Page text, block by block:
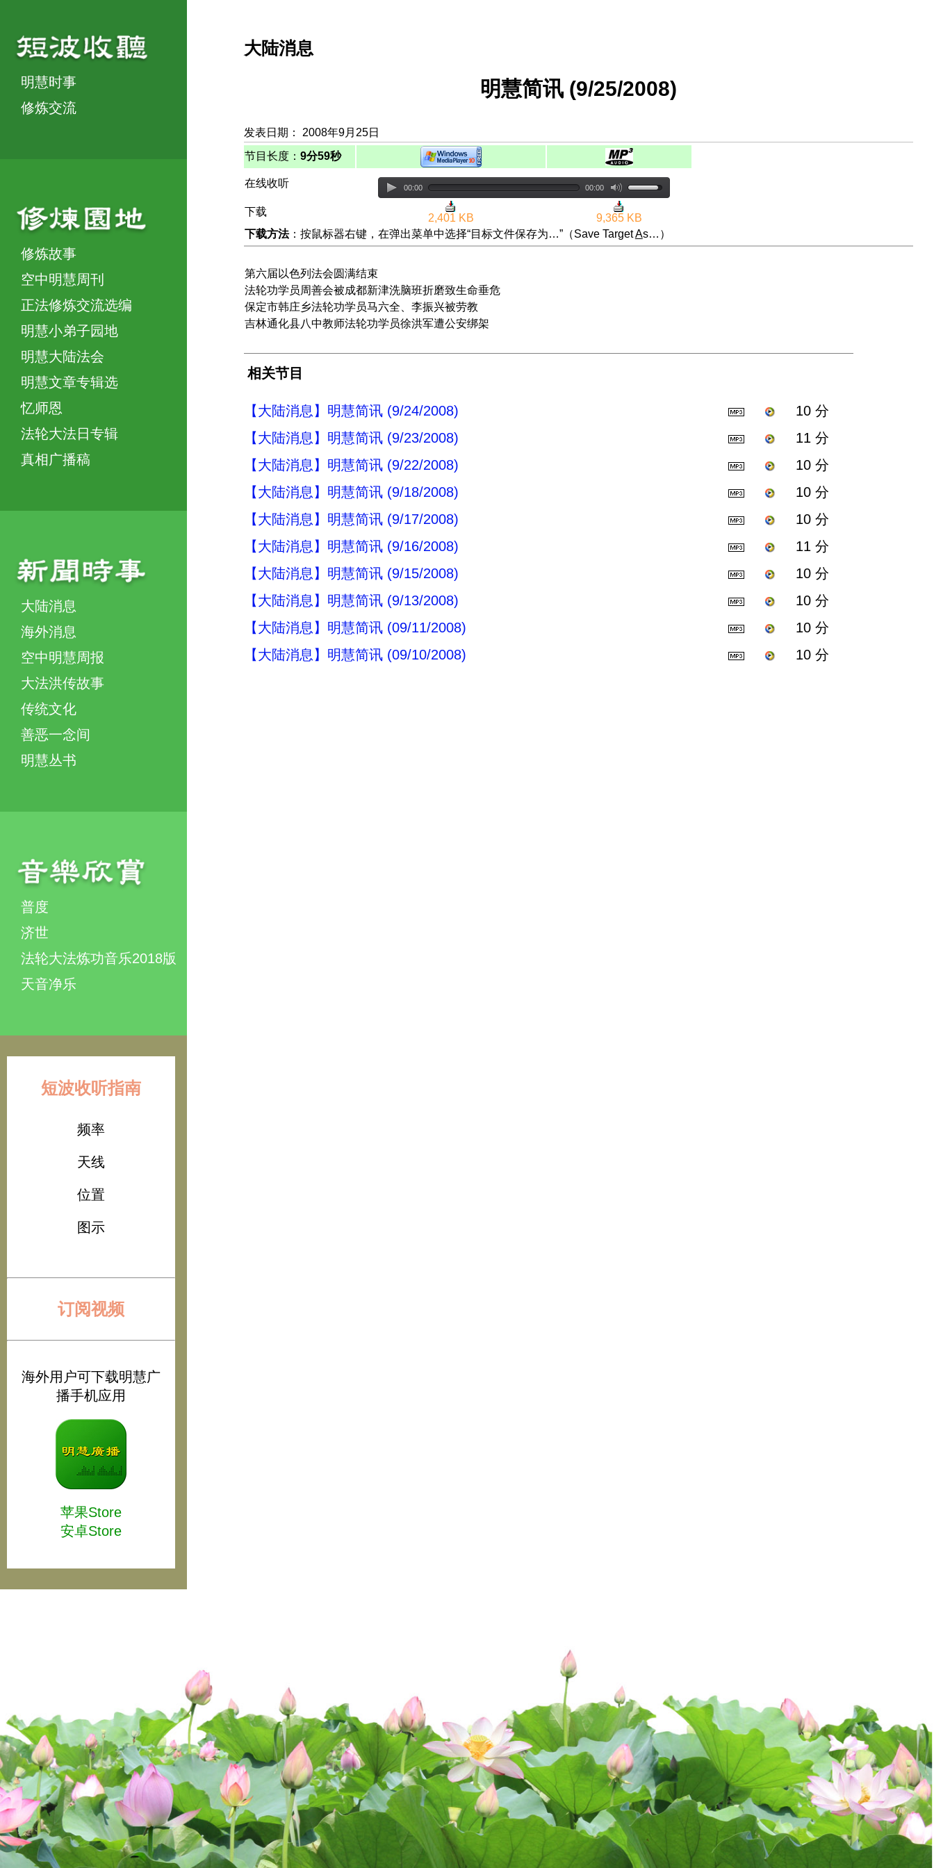
明慧时事
修炼交流
修炼故事
空中明慧周刊
正法修炼交流选编
明慧小弟子园地
明慧大陆法会
明慧文章专辑选
忆师恩
法轮大法日专辑
真相广播稿
大陆消息
海外消息
空中明慧周报
大法洪传故事
传统文化
善恶一念间
明慧丛书
普度
济世
法轮大法炼功音乐2018版
天音净乐
短波收听指南
频率
天线
位置
图示
订阅视频
海外用户可下载明慧广
播手机应用
苹果Store
安卓Store
大陆消息
明慧简讯 (9/25/2008)
发表日期： 2008年9月25日
节目长度： 9分59秒
在线收听 00:00 00:00
下载
2,401 KB
9,365 KB
下载方法：按鼠标器右键，在弹出菜单中选择“目标文件保存为…”（Save TargetAs…）
第六届以色列法会圆满结束
法轮功学员周善会被成都新津洗脑班折磨致生命垂危
保定市韩庄乡法轮功学员马六全、李振兴被劳教
吉林通化县八中教师法轮功学员徐洪军遭公安绑架
相关节目
【大陆消息】明慧简讯 (9/24/2008)
10 分
【大陆消息】明慧简讯 (9/23/2008)
11 分
【大陆消息】明慧简讯 (9/22/2008)
10 分
【大陆消息】明慧简讯 (9/18/2008)
10 分
【大陆消息】明慧简讯 (9/17/2008)
10 分
【大陆消息】明慧简讯 (9/16/2008)
11 分
【大陆消息】明慧简讯 (9/15/2008)
10 分
【大陆消息】明慧简讯 (9/13/2008)
10 分
【大陆消息】明慧简讯 (09/11/2008)
10 分
【大陆消息】明慧简讯 (09/10/2008)
10 分